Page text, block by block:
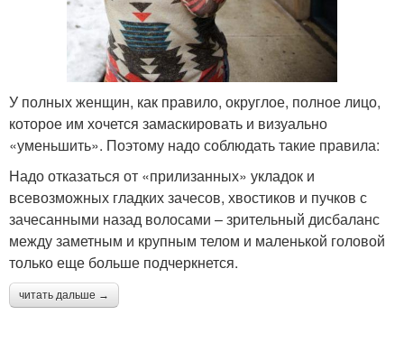
У полных женщин, как правило, округлое, полное лицо,
которое им хочется замаскировать и визуально
«уменьшить». Поэтому надо соблюдать такие правила:
Надо отказаться от «прилизанных» укладок и
всевозможных гладких зачесов, хвостиков и пучков с
зачесанными назад волосами – зрительный дисбаланс
между заметным и крупным телом и маленькой головой
только еще больше подчеркнется.
читать дальше →